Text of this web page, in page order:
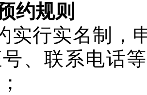
约规则
实行实名制，
、联系电话